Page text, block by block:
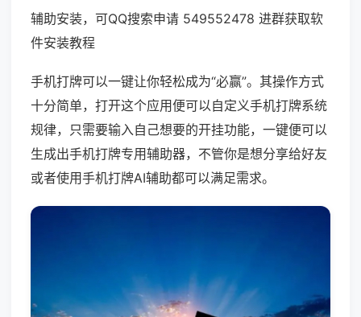
辅助安装，可QQ搜索申请 549552478 进群获取软
件安装教程
手机打牌可以一键让你轻松成为“必赢”。其操作方式
十分简单，打开这个应用便可以自定义手机打牌系统
规律，只需要输入自己想要的开挂功能，一键便可以
生成出手机打牌专用辅助器，不管你是想分享给好友
或者使用手机打牌AI辅助都可以满足需求。